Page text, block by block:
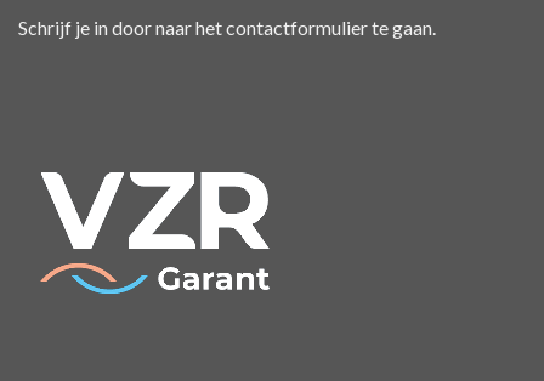
Schrijf je in door naar hetcontactformulierte gaan.